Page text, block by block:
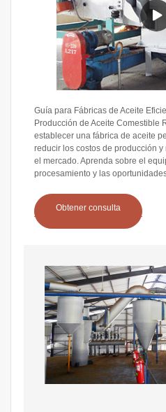
Guía para Fábricas de Aceite
Producción de Aceite Comestible
establecer una fábrica de aceite
reducir los costos de producción
el mercado. Aprenda sobre el
procesamiento y las
Obtener consulta